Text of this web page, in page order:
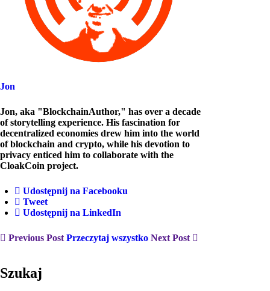
Jon
Jon, aka "BlockchainAuthor," has over a decade
of storytelling experience. His fascination for
decentralized economies drew him into the world
of blockchain and crypto, while his devotion to
privacy enticed him to collaborate with the
CloakCoin project.
Udostępnij na Facebooku
Tweet
Udostępnij na LinkedIn
Previous Post Przeczytaj wszystko Next Post
Szukaj